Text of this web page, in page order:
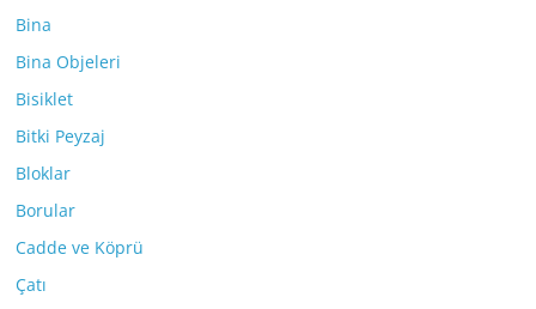
Bina
Bina Objeleri
Bisiklet
Bitki Peyzaj
Bloklar
Borular
Cadde ve Köprü
Çatı